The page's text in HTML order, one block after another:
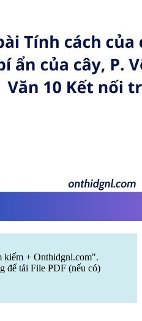
+ Onthidgnl.com".
để tải File PDF (nếu có)